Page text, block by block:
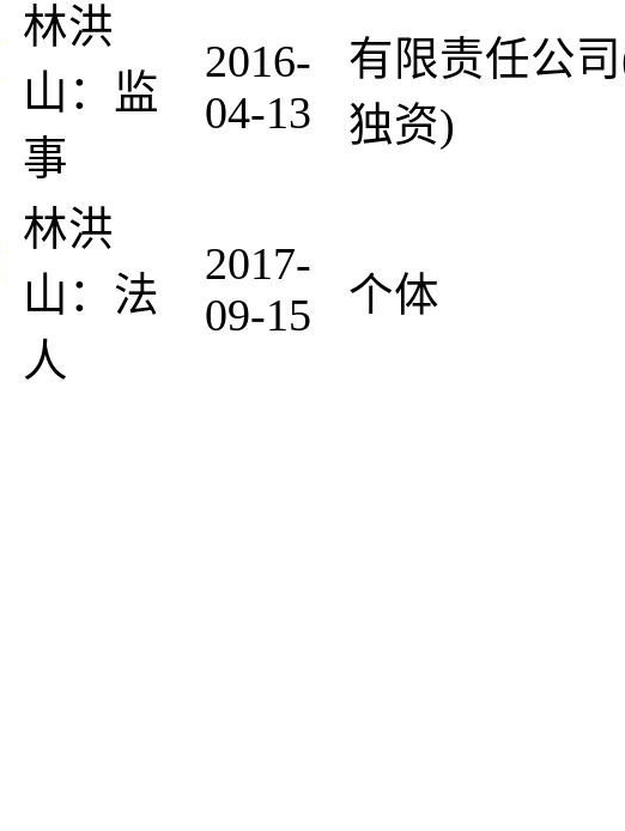
林洪
山：监
事
2016-
04-13
有限责任公
独资)
林洪
山：法
人
2017-
09-15
个体